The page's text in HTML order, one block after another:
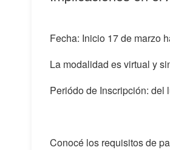
Fecha: Inicio 17 de marzo
La modalidad es virtual y
Periódo de Inscripción: del
Conocé los requisitos de